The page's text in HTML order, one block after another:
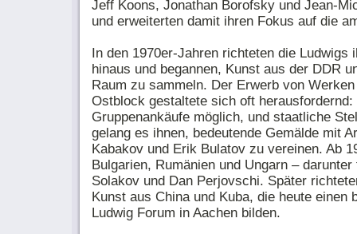
Jeff Koons, Jonathan Borofsky und Jean-
und erweiterten damit ihren Fokus auf die
In den 1970er-Jahren richteten die Ludwigs
hinaus und begannen, Kunst aus der DDR
Raum zu sammeln. Der Erwerb von
Ostblock gestaltete sich oft herausfordernd:
Gruppenankäufe möglich, und staatliche
gelang es ihnen, bedeutende Gemälde mit
Kabakov und Erik Bulatov zu vereinen. Ab
Bulgarien, Rumänien und Ungarn –
Solakov und Dan Perjovschi. Später
Kunst aus China und Kuba, die heute einen
Ludwig Forum in Aachen bilden.